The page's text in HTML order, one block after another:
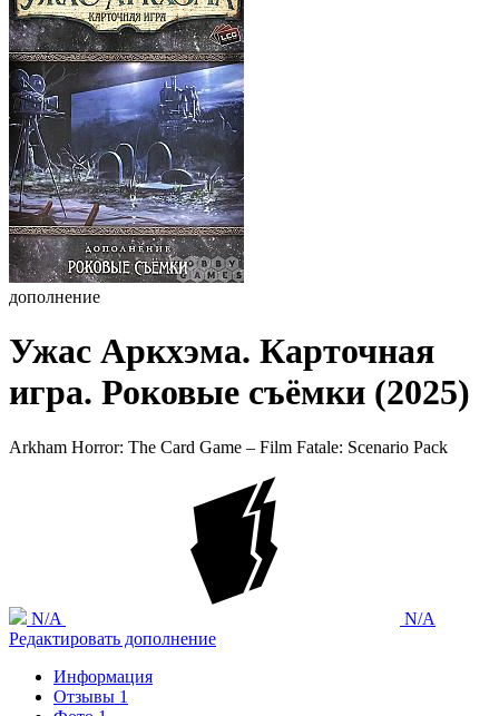
дополнение
Ужас Аркхэма. Карточная
игра. Роковые съёмки (2025)
Arkham Horror: The Card Game – Film Fatale: Scenario Pack
N/A
N/A
Редактировать дополнение
Информация
Отзывы 1